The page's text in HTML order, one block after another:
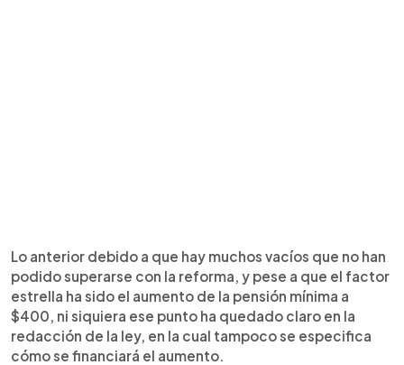
Lo anterior debido a que hay muchos vacíos que no han
podido superarse con la reforma, y pese a que el factor
estrella ha sido el aumento de la pensión mínima a
$400, ni siquiera ese punto ha quedado claro en la
redacción de la ley, en la cual tampoco se especifica
cómo se financiará el aumento.